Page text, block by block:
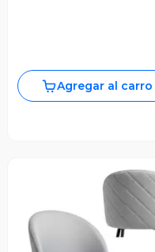
Agregar al carro